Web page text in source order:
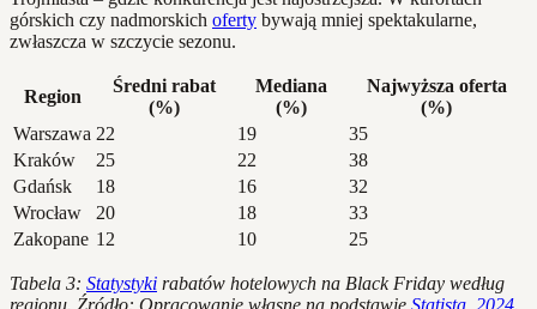
górskich czy nadmorskich oferty bywają mniej spektakularne,
zwłaszcza w szczycie sezonu.
Region
Średni rabat
(%)
Mediana
(%)
Najwyższa oferta
(%)
Warszawa 22 19
35
Kraków
25 22
38
Gdańsk
18 16
32
Wrocław
20 18
33
Zakopane 12 10 25
Tabela 3: Statystyki rabatów hotelowych na Black Friday według